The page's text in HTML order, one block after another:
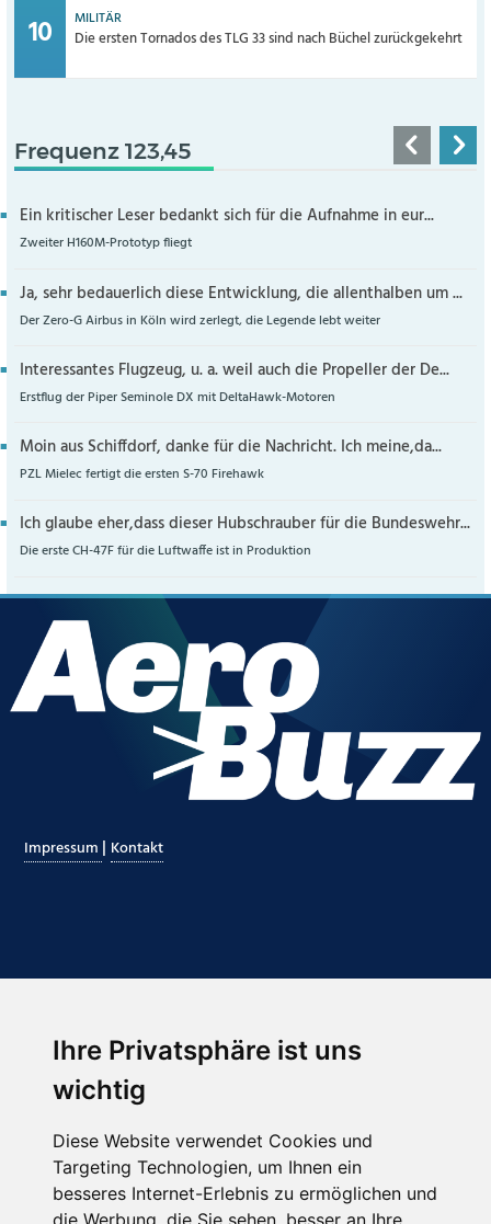
Ihre Privatsphäre ist uns
wichtig
Diese Website verwendet Cookies und
Targeting Technologien, um Ihnen ein
besseres Internet-Erlebnis zu ermöglichen und
die Werbung, die Sie sehen, besser an Ihre
MILITÄR
Die ersten Tornados des TLG 33 sind nach Büchel zurückgekehrt
Frequenz 123,45
Ein kritischer Leser bedankt sich für die Aufnahme in eur...
Zweiter H160M-Prototyp fliegt
Ja, sehr bedauerlich diese Entwicklung, die allenthalben um ...
Der Zero-G Airbus in Köln wird zerlegt, die Legende lebt weiter
Interessantes Flugzeug, u. a. weil auch die Propeller der De...
Erstflug der Piper Seminole DX mit DeltaHawk-Motoren
Moin aus Schiffdorf, danke für die Nachricht. Ich meine,da...
PZL Mielec fertigt die ersten S-70 Firehawk
Ich glaube eher,dass dieser Hubschrauber für die Bundeswehr...
Die erste CH-47F für die Luftwaffe ist in Produktion
Impressum | Kontakt
Abonnieren Sie unseren Newsletter
Email*